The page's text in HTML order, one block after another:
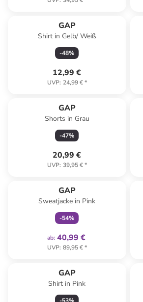
GAP
Shirt in Gelb/ Weiß
-48%
12,99 €
UVP: 24,99 €*
GAP
Shorts in Grau
-47%
20,99 €
UVP: 39,95 €*
GAP
Sweatjacke in Pink
-54%
ab: 40,99 €
UVP: 89,95 €*
GAP
Shirt in Pink